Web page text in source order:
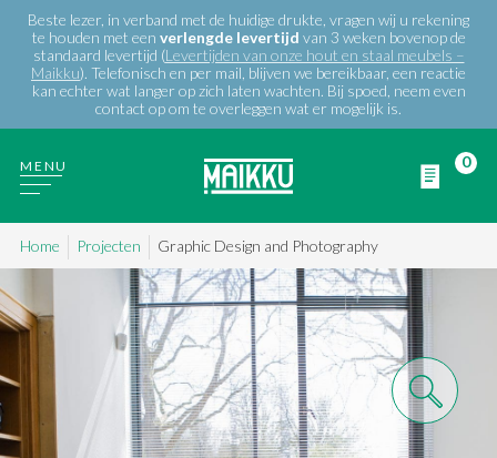
Beste lezer, in verband met de huidige drukte, vragen wij u rekening
te houden met een verlengde levertijd van 3 weken bovenop de
standaard levertijd (Levertijden van onze hout en staal meubels –
Maikku). Telefonisch en per mail, blijven we bereikbaar, een reactie
kan echter wat langer op zich laten wachten. Bij spoed, neem even
contact op om te overleggen wat er mogelijk is.
MENU 0
WIE ZIJN WIJ
PRODUCTEN
PROJECTEN
Home Projecten Graphic Design and Photography